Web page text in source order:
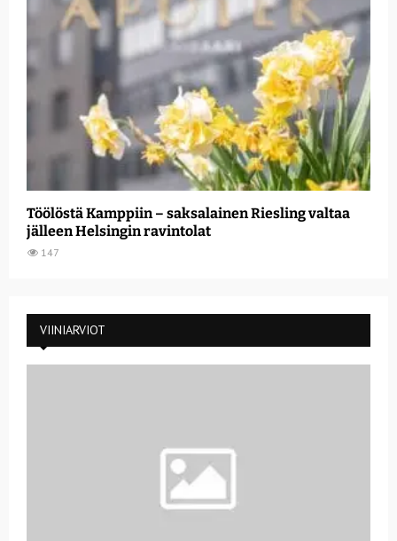
Töölöstä Kamppiin – saksalainen Riesling valtaa
jälleen Helsingin ravintolat
147
VIINIARVIOT